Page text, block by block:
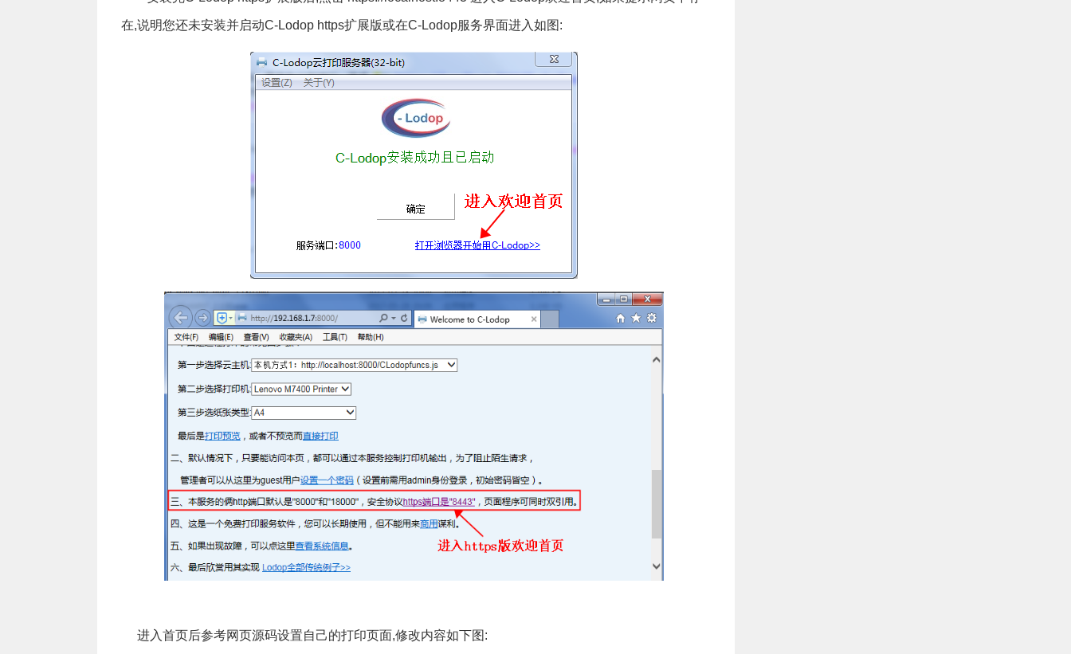
在,说明您还未安装并启动C-Lodop https扩展版或在C-Lodop服务界面进入如图:
进入首页后参考网页源码设置自己的打印页面,修改内容如下图: